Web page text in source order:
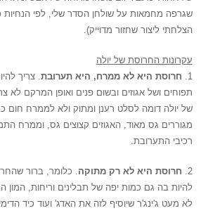
שגרפה מחמאות על שולחן הסדר שלי, לפי הנחיות
הצלחתי ליצור שחזור מדוייק).
עקרונות החרוסת של יולה
1.
חרוסת היא לא ממרח, היא תערובת . צריך
תפוחים ושל אגוזים ובשום פנים ואופן המרקם לא
של יולה דומה לסלט רענן ומתוק ולא לממרח חום
מגוררים גס מאוד, האגוזים קצוצים גס, וממרח
רכיבי התערובת.
2. חרוסת היא לא רק מתוקה . כלומר, ברור
להיות בה גם כמות יפה של תבלינים וריחות, המון
לא מעט ג'ינג'ר שיוסיף לזה את האדג' ועוד כיד